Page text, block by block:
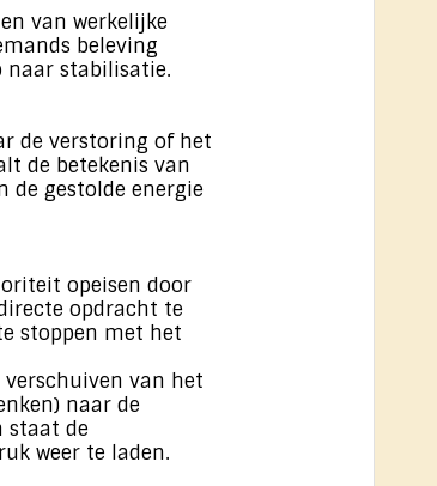
van werkelijke
beleving
naar stabilisatie.
de verstoring of het
de betekenis van
gestolde energie
opeisen door
opdracht te
stoppen met het
van het
naar de
staat de
weer te laden.